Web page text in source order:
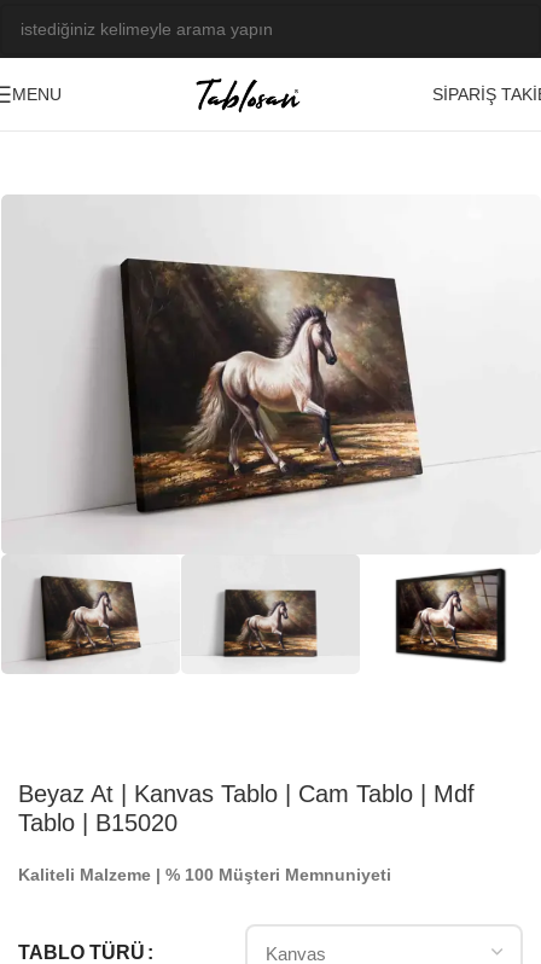
MENU
SIPARIŞ
Beyaz At | Kanvas Tablo | Cam Tablo | Mdf
Tablo | B15020
Kaliteli Malzeme | % 100 Müşteri Memnuniyeti
TABLO TÜRÜ